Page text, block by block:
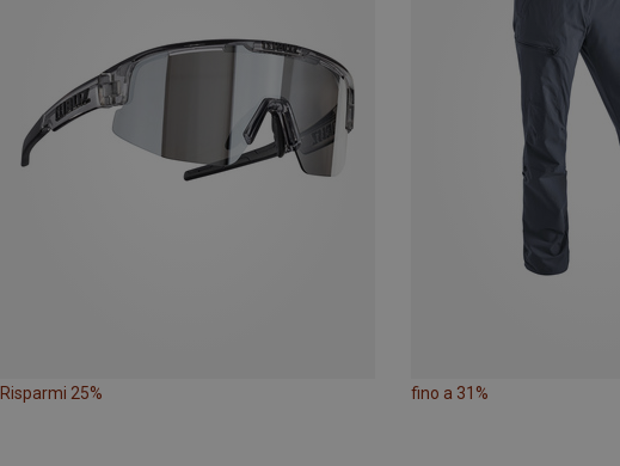
Risparmi 25% fino a 31%